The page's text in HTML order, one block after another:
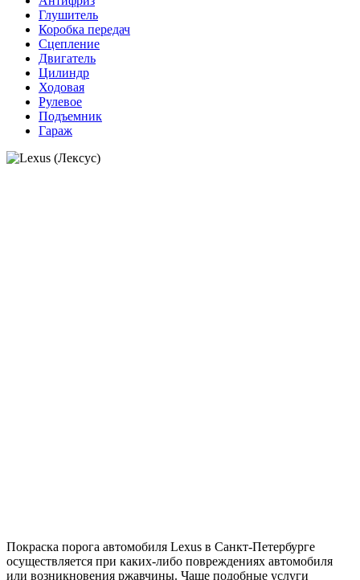
Глушитель
Коробка передач
Сцепление
Двигатель
Цилиндр
Ходовая
Рулевое
Подъемник
Гараж
Покраска порога автомобиля Lexus в Санкт-Петербурге
осуществляется при каких-либо повреждениях автомобиля
или возникновения ржавчины. Чаще подобные услуги